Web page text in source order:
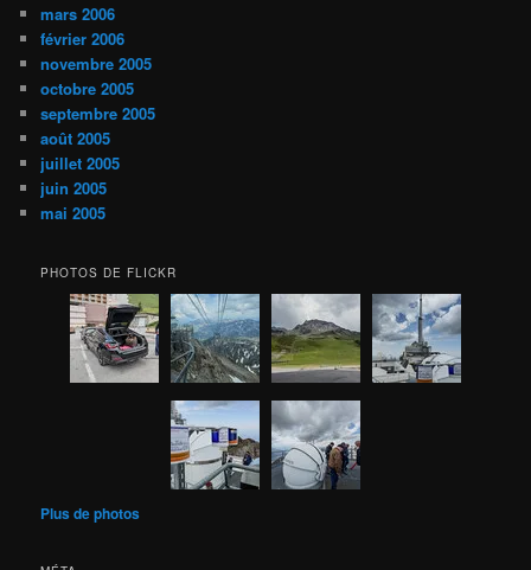
mars 2006
février 2006
novembre 2005
octobre 2005
septembre 2005
août 2005
juillet 2005
juin 2005
mai 2005
PHOTOS DE FLICKR
Plus de photos